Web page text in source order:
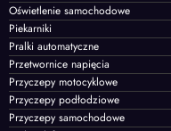
Oświetlenie samochodowe
Piekarniki
Pralki automatyczne
Przetwornice napięcia
Przyczepy motocyklowe
Przyczepy podłodziowe
Przyczepy samochodowe